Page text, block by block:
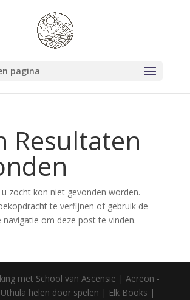
pagina
Resultaten
zocht kon niet gevonden worden.
te verfijnen of gebruik de
navigatie om deze post te vinden.
met School van Ascensie | Aereon -
helen door spelen | Elk Books |